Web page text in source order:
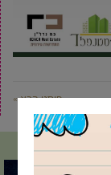
פוסט הבא »